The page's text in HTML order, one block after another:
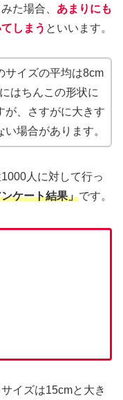
た場合、 あまりにも
しまう といいます。
サイズの平均は8cm
はちんこの形状に
が、さすがに大きす
場合があります。
人に対して行っ
ケート結果」です。
イズは15cmと大き